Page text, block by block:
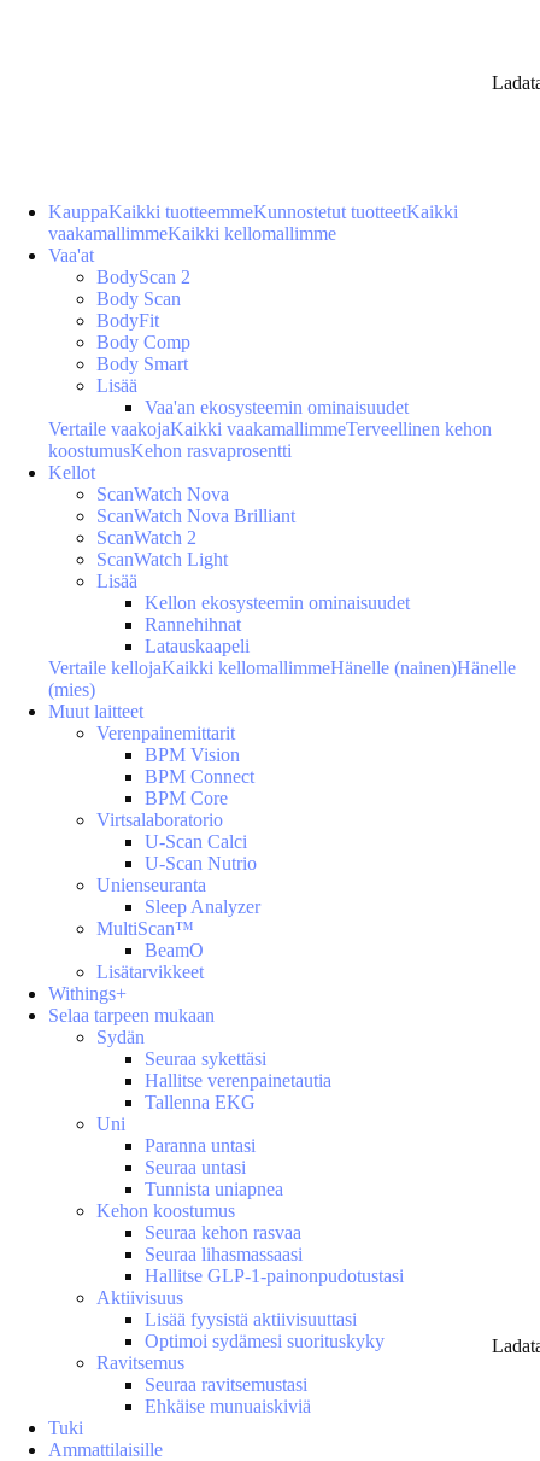
KauppaKaikki tuotteemmeKunnostetut tuotteetKaikki
vaakamallimmeKaikki kellomallimme
Vaa'at
BodyScan 2
Body Scan
BodyFit
Body Comp
Body Smart
Lisää
Vaa'an ekosysteemin ominaisuudet
Vertaile vaakojaKaikki vaakamallimmeTerveellinen kehon
koostumusKehon rasvaprosentti
Kellot
ScanWatch Nova
ScanWatch Nova Brilliant
ScanWatch 2
ScanWatch Light
Lisää
Kellon ekosysteemin ominaisuudet
Rannehihnat
Latauskaapeli
Vertaile kellojaKaikki kellomallimmeHänelle (nainen)Hänelle
(mies)
Muut laitteet
Verenpainemittarit
BPM Vision
BPM Connect
BPM Core
Virtsalaboratorio
U-Scan Calci
U-Scan Nutrio
Unienseuranta
Sleep Analyzer
MultiScan™
BeamO
Lisätarvikkeet
Withings+
Selaa tarpeen mukaan
Sydän
Seuraa sykettäsi
Hallitse verenpainetautia
Tallenna EKG
Uni
Paranna untasi
Seuraa untasi
Tunnista uniapnea
Kehon koostumus
Seuraa kehon rasvaa
Seuraa lihasmassaasi
Hallitse GLP-1-painonpudotustasi
Aktiivisuus
Lisää fyysistä aktiivisuuttasi
Optimoi sydämesi suorituskyky
Ravitsemus
Seuraa ravitsemustasi
Ehkäise munuaiskiviä
Tuki
Ammattilaisille